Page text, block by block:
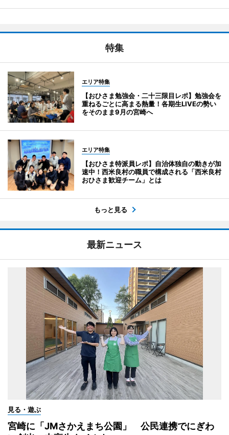
特集
エリア特集
【おひさま勉強会・二十三限目レポ】勉強会を
重ねるごとに高まる熱量！各期生LIVEの勢い
をそのまま9月の宮崎へ
エリア特集
【おひさま特派員レポ】自治体独自の動きが加
速中！西米良村の職員で構成される「西米良村
おひさま歓迎チーム」とは
もっと見る
最新ニュース
見る・遊ぶ
宮崎に「JMさかえまち公園」 公民連携でにぎわ